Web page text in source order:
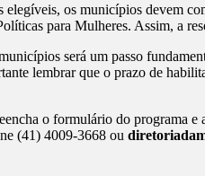
elegíveis, os municípios devem
para Mulheres. Assim, a
será um passo
lembrar que o prazo de
o formulário do programa e
(41) 4009-3668 ou